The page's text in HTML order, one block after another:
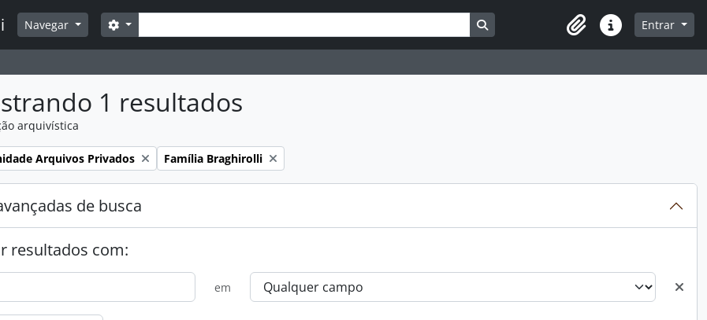
Navegar Buscar
Opções de busca Busque na página de navegação
Atalhos Entrar
1 resultados
arquivística
Arquivos Privados Remover filtro:
Família Braghirolli
de busca
resultados com:
em